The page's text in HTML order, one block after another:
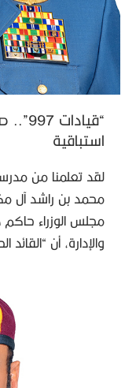
استباقية
لقد تعلمنا من
محمد بن راشد آل
مجلس الوزراء حاكم
والإدارة، أن